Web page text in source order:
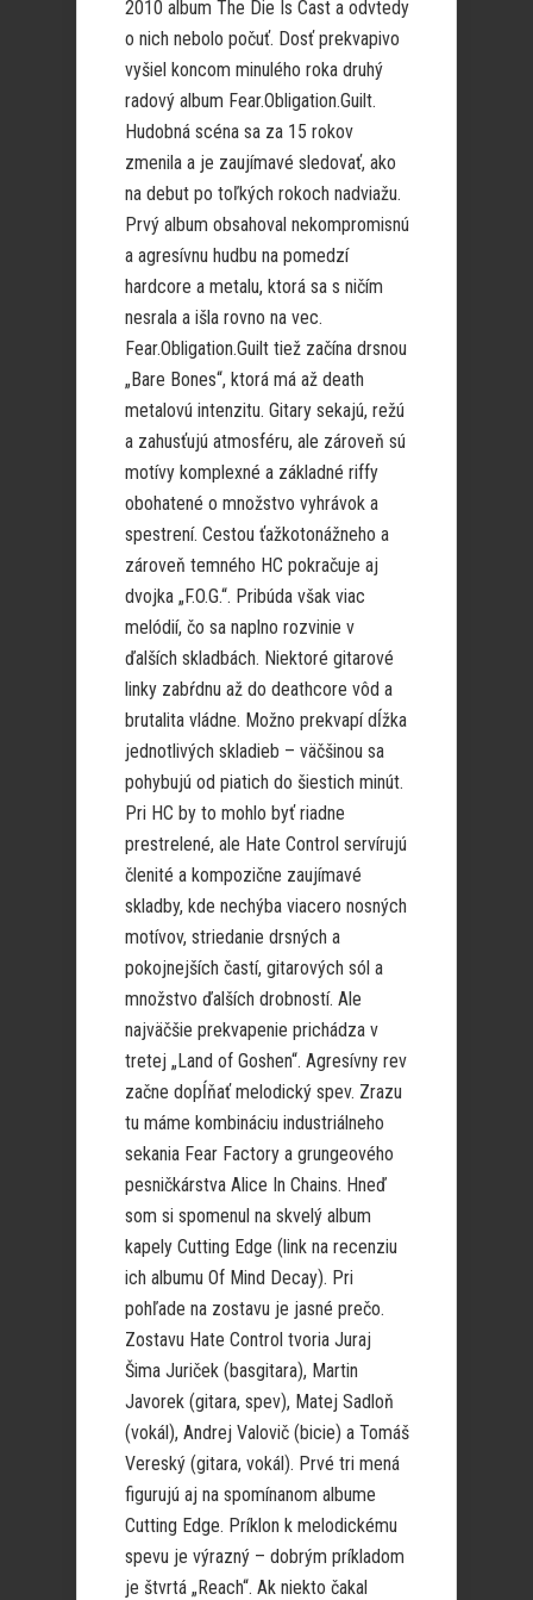
2010 album The Die Is Cast a odvtedy
o nich nebolo počuť. Dosť prekvapivo
vyšiel koncom minulého roka druhý
radový album Fear.Obligation.Guilt.
Hudobná scéna sa za 15 rokov
zmenila a je zaujímavé sledovať, ako
na debut po toľkých rokoch nadviažu.
Prvý album obsahoval nekompromisnú
a agresívnu hudbu na pomedzí
hardcore a metalu, ktorá sa s ničím
nesrala a išla rovno na vec.
Fear.Obligation.Guilt tiež začína drsnou
„Bare Bones“, ktorá má až death
metalovú intenzitu. Gitary sekajú, režú
a zahusťujú atmosféru, ale zároveň sú
motívy komplexné a základné riffy
obohatené o množstvo vyhrávok a
spestrení. Cestou ťažkotonážneho a
zároveň temného HC pokračuje aj
dvojka „F.O.G.“. Pribúda však viac
melódií, čo sa naplno rozvinie v
ďalších skladbách. Niektoré gitarové
linky zabŕdnu až do deathcore vôd a
brutalita vládne. Možno prekvapí dĺžka
jednotlivých skladieb – väčšinou sa
pohybujú od piatich do šiestich minút.
Pri HC by to mohlo byť riadne
prestrelené, ale Hate Control servírujú
členité a kompozične zaujímavé
skladby, kde nechýba viacero nosných
motívov, striedanie drsných a
pokojnejších častí, gitarových sól a
množstvo ďalších drobností. Ale
najväčšie prekvapenie prichádza v
tretej „Land of Goshen“. Agresívny rev
začne dopĺňať melodický spev. Zrazu
tu máme kombináciu industriálneho
sekania Fear Factory a grungeového
pesničkárstva Alice In Chains. Hneď
som si spomenul na skvelý album
kapely Cutting Edge (link na recenziu
ich albumu Of Mind Decay). Pri
pohľade na zostavu je jasné prečo.
Zostavu Hate Control tvoria Juraj
Šima Juriček (basgitara), Martin
Javorek (gitara, spev), Matej Sadloň
(vokál), Andrej Valovič (bicie) a Tomáš
Vereský (gitara, vokál). Prvé tri mená
figurujú aj na spomínanom albume
Cutting Edge. Príklon k melodickému
spevu je výrazný – dobrým príkladom
je štvrtá „Reach“. Ak niekto čakal